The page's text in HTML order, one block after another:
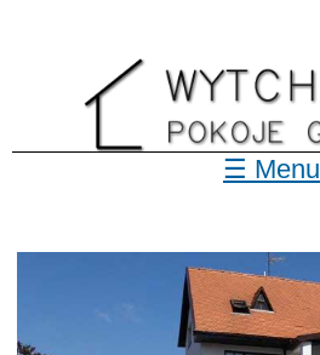
content
☰ Menu